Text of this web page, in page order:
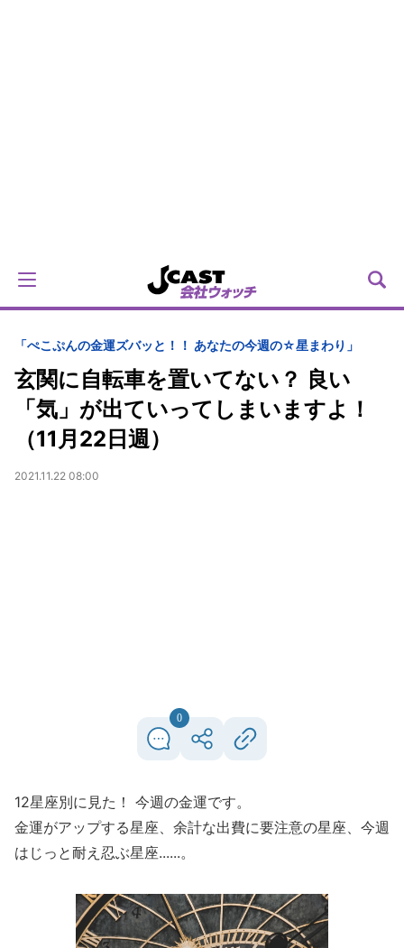
「ぺこぷんの金運ズバッと！！ あなたの今週の☆星まわり」
玄関に自転車を置いてない？ 良い
「気」が出ていってしまいますよ！
（11月22日週）
2021.11.22 08:00
0
12星座別に見た！ 今週の金運です。
金運がアップする星座、余計な出費に要注意の星座、今週
はじっと耐え忍ぶ星座......。